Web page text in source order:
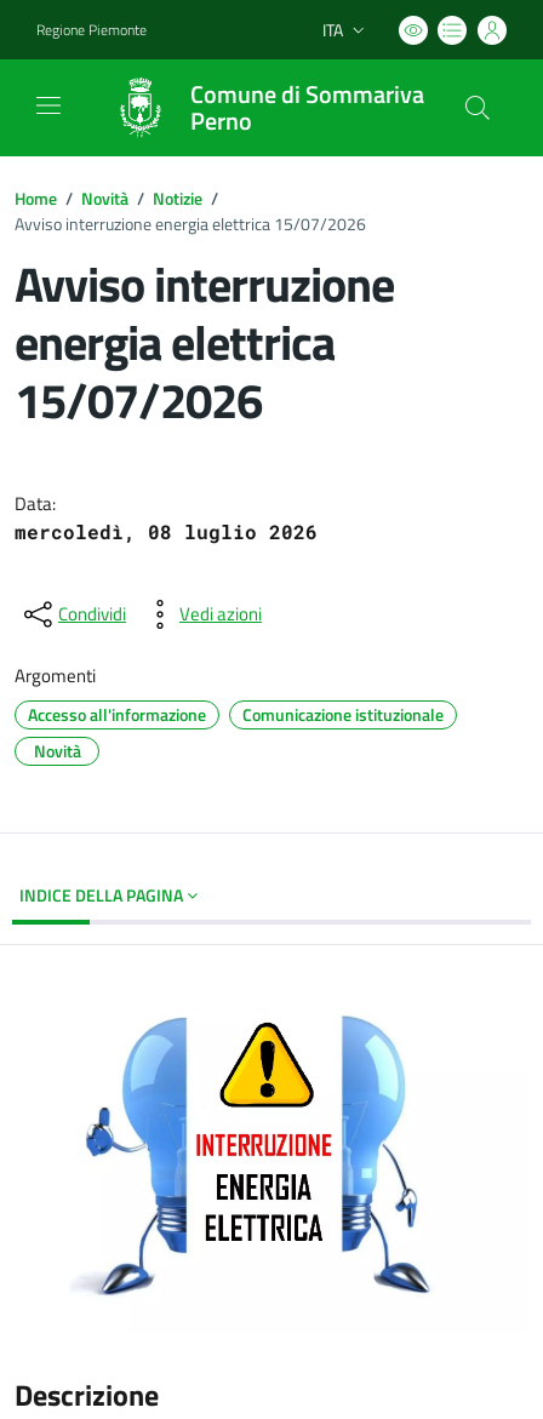
Regione Piemonte Lingua attiva:
ITA
Comune di Sommariva
Perno
Home / Novità / Notizie /
Avviso interruzione energia elettrica 15/07/2026
Avviso interruzione
energia elettrica
15/07/2026
Data:
mercoledì, 08 luglio 2026
Condividi Vedi azioni
Argomenti
Accesso all'informazione
Comunicazione istituzionale
Novità
INDICE DELLA PAGINA
Descrizione